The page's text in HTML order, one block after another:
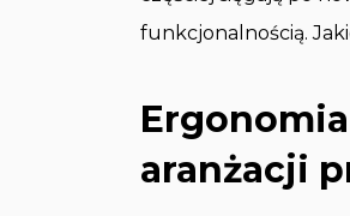
funkcjonalnością.
aranżacji